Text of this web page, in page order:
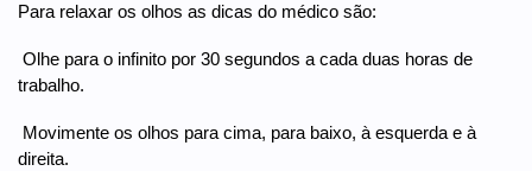
Para relaxar os olhos as dicas do médico são:
 Olhe para o infinito por 30 segundos a cada duas horas de
trabalho.
 Movimente os olhos para cima, para baixo, à esquerda e à
direita.